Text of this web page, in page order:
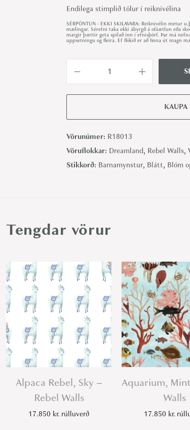
Endilega stimplið tölur í reiknivélina
SÉRPÖNTUN - EKKI SKILAVARA: Reiknivélin metur
mælingar. Sérefni taka ekki ábyrgð á ofáætlun eða
margir þættir geta spilað inn í efnisþörf. Þar má
uppsetningu og fleira. Ef flókið er að finna út magn
e
h
o
u
s
h
n
e
-
R
e
KAUPA
Vörunúmer: R18013
Vöruflokkar: Dreamland, Rebel Walls,
Stikkorð: Barnamynstur, Blátt, Blóm
Tengdar vörur
Alpaca Rebel, Sky –
Rebel Walls
17.850 kr. rúlluverð
Aquarium,
Walls
17.850 kr.